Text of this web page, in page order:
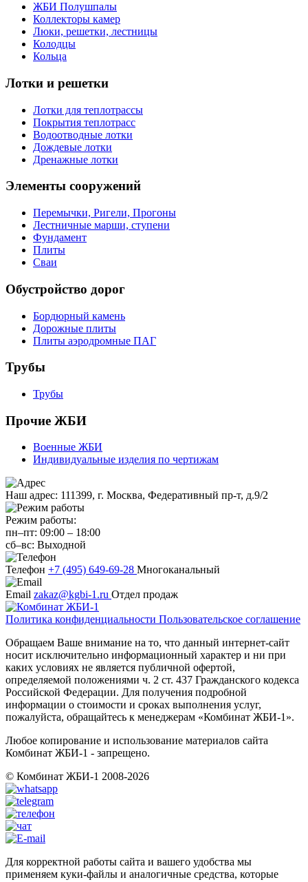
ЖБИ Полушпалы
Коллекторы камер
Люки, решетки, лестницы
Колодцы
Кольца
Лотки и решетки
Лотки для теплотрассы
Покрытия теплотрасс
Водоотводные лотки
Дождевые лотки
Дренажные лотки
Элементы сооружений
Перемычки, Ригели, Прогоны
Лестничные марши, ступени
Фундамент
Плиты
Сваи
Обустройство дорог
Бордюрный камень
Дорожные плиты
Плиты аэродромные ПАГ
Трубы
Трубы
Прочие ЖБИ
Военные ЖБИ
Индивидуальные изделия по чертижам
Наш адрес: 111399, г. Москва, Федеративный пр-т, д.9/2
Режим работы:
пн–пт: 09:00 – 18:00
сб–вс: Выходной
Телефон +7 (495) 649-69-28 Многоканальный
Email zakaz@kgbi-1.ru Отдел продаж
Политика конфиденциальности Пользовательское соглашение
Обращаем Ваше внимание на то, что данный интернет-сайт
носит исключительно информационный характер и ни при
каких условиях не является публичной офертой,
определяемой положениями ч. 2 ст. 437 Гражданского кодекса
Российской Федерации. Для получения подробной
информации о стоимости и сроках выполнения услуг,
пожалуйста, обращайтесь к менеджерам «Комбинат ЖБИ-1».
Любое копирование и использование материалов сайта
Комбинат ЖБИ-1 - запрещено.
© Комбинат ЖБИ-1 2008-2026
Для корректной работы сайта и вашего удобства мы
применяем куки-файлы и аналогичные средства, которые